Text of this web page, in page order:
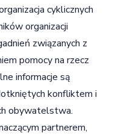
cyklicznych
organizacji
związanych z
pomocy na rzecz
informacje są
konfliktem i
obywatelstwa.
partnerem,